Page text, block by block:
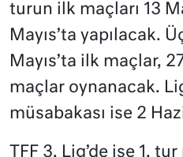
turun ilk maçları 13
Mayıs’ta yapılacak.
Mayıs’ta ilk maçlar,
maçlar oynanacak.
müsabakası ise 2
TFF 3. Lig’de ise 1.